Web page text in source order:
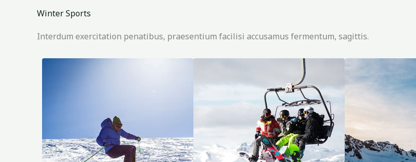
Winter Sports
Interdum exercitation penatibus, praesentium facilisi accusamus fermentum, sagittis.